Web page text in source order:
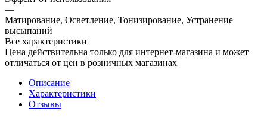
—
Матирование, Осветление, Тонизирование, Устранение
высыпаний
Все характеристики
Цена действительна только для интернет-магазина и может
отличаться от цен в розничных магазинах
Описание
Характеристики
Отзывы